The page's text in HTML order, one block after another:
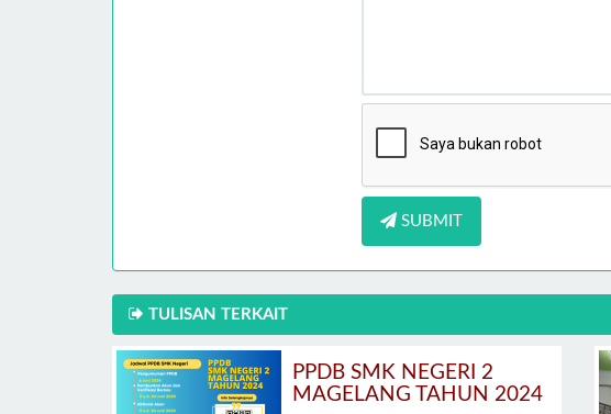
SUBMIT
TULISAN TERKAIT
PPDB SMK NEGERI 2
MAGELANG TAHUN 2024